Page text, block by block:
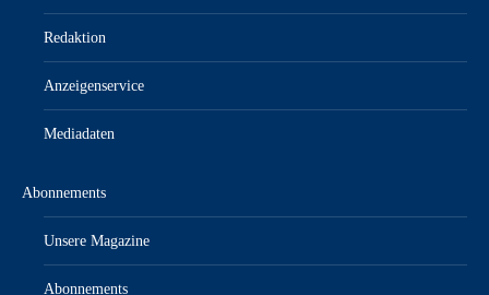
Redaktion
Anzeigenservice
Mediadaten
Abonnements
Unsere Magazine
Abonnements